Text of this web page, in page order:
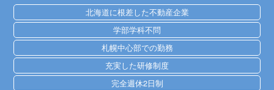
北海道に根差した不動産企業
学部学科不問
札幌中心部での勤務
充実した研修制度
完全週休2日制